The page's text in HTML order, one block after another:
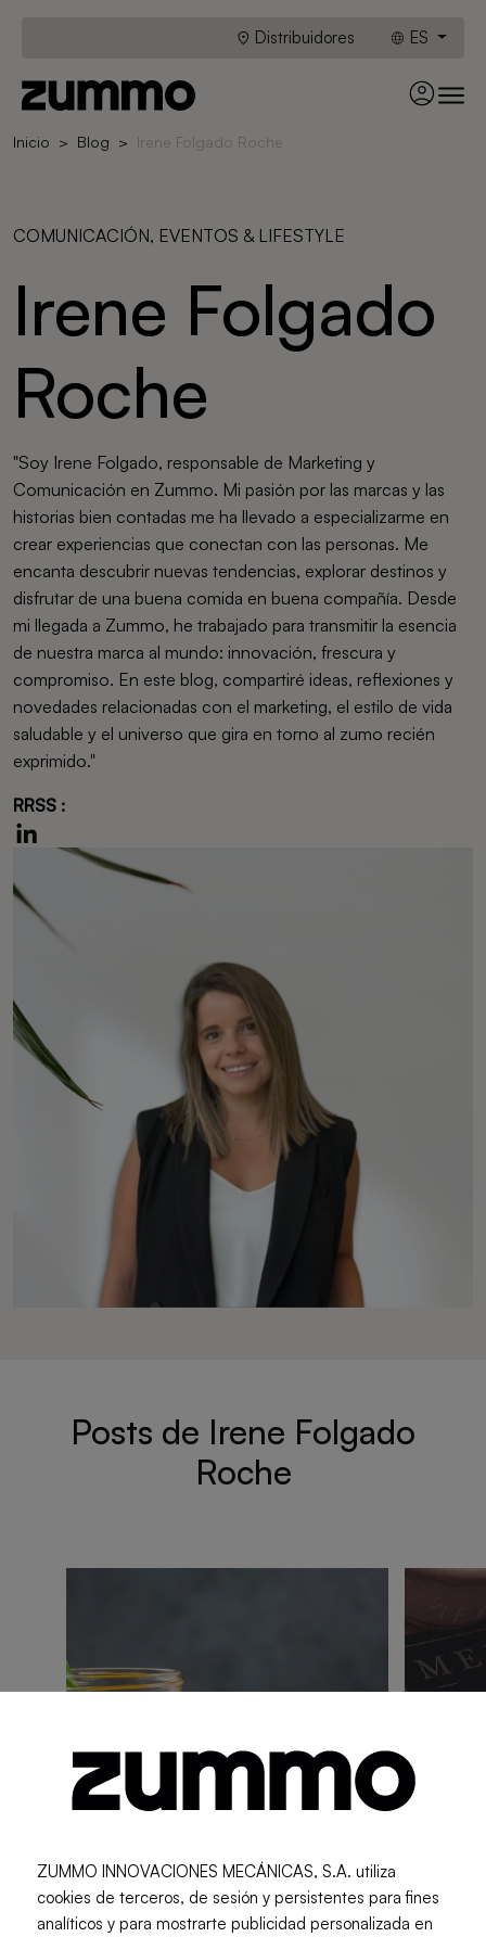
Distribuidores ES
Inicio Blog Irene Folgado Roche
COMUNICACIÓN, EVENTOS & LIFESTYLE
Irene Folgado
Roche
"Soy Irene Folgado, responsable de Marketing y
Comunicación en Zummo. Mi pasión por las marcas y las
historias bien contadas me ha llevado a especializarme en
crear experiencias que conectan con las personas. Me
encanta descubrir nuevas tendencias, explorar destinos y
disfrutar de una buena comida en buena compañía. Desde
mi llegada a Zummo, he trabajado para transmitir la esencia
de nuestra marca al mundo: innovación, frescura y
compromiso. En este blog, compartiré ideas, reflexiones y
novedades relacionadas con el marketing, el estilo de vida
saludable y el universo que gira en torno al zumo recién
exprimido."
RRSS :
Posts de Irene Folgado
Roche
ZUMMO INNOVACIONES MECÁNICAS, S.A. utiliza
cookies de terceros, de sesión y persistentes para fines
analíticos y para mostrarte publicidad personalizada en